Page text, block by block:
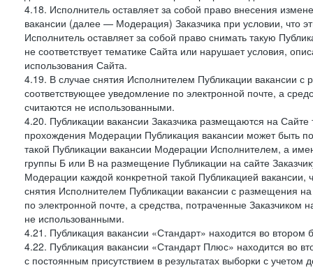
4.18. Исполнитель оставляет за собой право внесения
вакансии (далее — Модерация) Заказчика при условии, что
Исполнитель оставляет за собой право снимать такую
не соответствует тематике Сайта или нарушает условия,
использования Сайта.
4.19. В случае снятия Исполнителем Публикации вакансии
соответствующее уведомление по электронной почте, а
считаются не использованными.
4.20. Публикации вакансии Заказчика размещаются на
прохождения Модерации Публикация вакансии может быть
такой Публикации вакансии Модерации Исполнителем, а
группы Б или В на размещение Публикации на сайте
Модерации каждой конкретной такой Публикацией
снятия Исполнителем Публикации вакансии с размещения
по электронной почте, а средства, потраченные Заказчиком
не использованными.
4.21. Публикация вакансии «Стандарт» находится во втором
4.22. Публикация вакансии «Стандарт Плюс» находится во
с постоянным присутствием в результатах выборки с